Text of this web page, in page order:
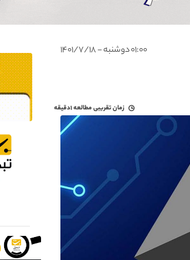
۰۱:۰۰ دوشنبه - ۱۴۰۱/۷/۱۸
زمان تقریبی مطالعه۱دقیقه